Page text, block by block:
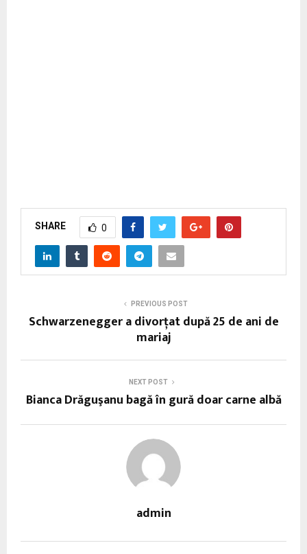
SHARE 0
PREVIOUS POST
Schwarzenegger a divorţat după 25 de ani de
mariaj
NEXT POST
Bianca Drăguşanu bagă în gură doar carne albă
admin